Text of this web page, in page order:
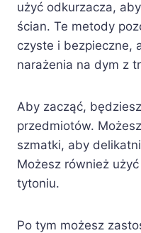
użyć odkurzacza,
ścian. Te metody
czyste i bezpieczne,
narażenia na dym z
Aby zacząć,
przedmiotów.
szmatki, aby
Możesz również
tytoniu.
Po tym możesz